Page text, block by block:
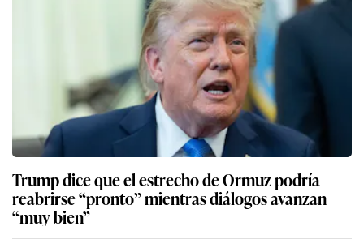
Trump dice que el estrecho de Ormuz podría
reabrirse “pronto” mientras diálogos avanzan
“muy bien”